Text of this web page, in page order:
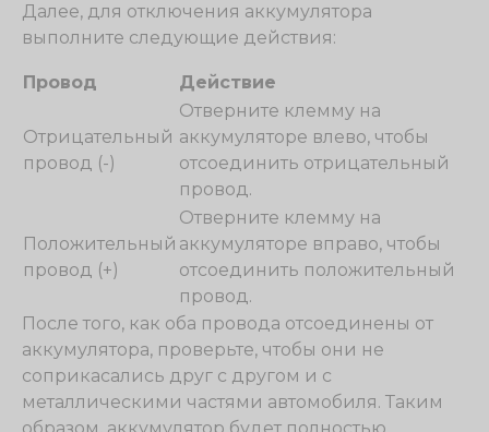
Далее, для отключения аккумулятора
выполните следующие действия:
Провод Действие
Отрицательный
провод (-)
Отверните клемму на
аккумуляторе влево, чтобы
отсоединить отрицательный
провод.
Положительный
провод (+)
Отверните клемму на
аккумуляторе вправо, чтобы
отсоединить положительный
провод.
После того, как оба провода отсоединены от
аккумулятора, проверьте, чтобы они не
соприкасались друг с другом и с
металлическими частями автомобиля. Таким